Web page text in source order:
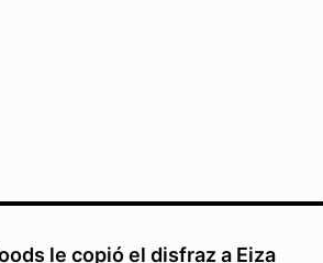
le copió el disfraz a Eiza